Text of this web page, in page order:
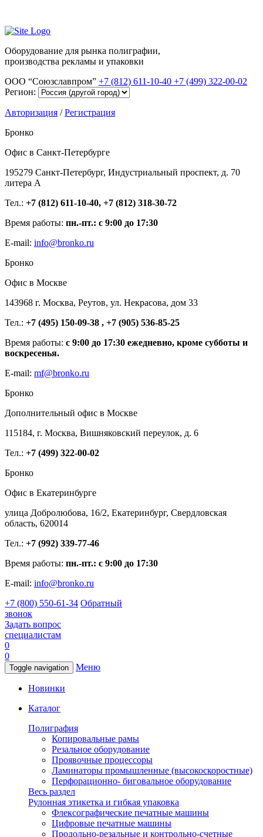
Оборудование для рынка полиграфии,
производства рекламы и упаковки
ООО “Союзславпром” +7 (812) 611-10-40 +7 (499) 322-00-02
Регион:
Авторизация /Регистрация
Бронко
Офис в Санкт-Петербурге
195279 Санкт-Петербург, Индустриальный проспект, д. 70
литера А
Тел.: +7 (812) 611-10-40, +7 (812) 318-30-72
Время работы: пн.-пт.: с 9:00 до 17:30
E-mail: info@bronko.ru
Бронко
Офис в Москве
143968 г. Москва, Реутов, ул. Некрасова, дом 33
Тел.: +7 (495) 150-09-38 , +7 (905) 536-85-25
Время работы: с 9:00 до 17:30 ежедневно, кроме субботы и
воскресенья.
E-mail: mf@bronko.ru
Бронко
Дополнительный офис в Москве
115184, г. Москва, Вишняковский переулок, д. 6
Тел.: +7 (499) 322-00-02
Бронко
Офис в Екатеринбурге
улица Добролюбова, 16/2, Екатеринбург, Свердловская
область, 620014
Тел.: +7 (992) 339-77-46
Время работы: пн.-пт.: с 9:00 до 17:30
E-mail: info@bronko.ru
+7 (800) 550-61-34 Обратный
звонок
Задать вопрос
специалистам
0
0
Toggle navigation Меню
Новинки
Каталог
Полиграфия
Копировальные рамы
Резальное оборудование
Проявочные процессоры
Ламинаторы промышленные (высокоскоростные)
Перфорационно- биговальное оборудование
Весь раздел
Рулонная этикетка и гибкая упаковка
Флексографические печатные машины
Цифровые печатные машины
Продольно-резальные и контрольно-счетные